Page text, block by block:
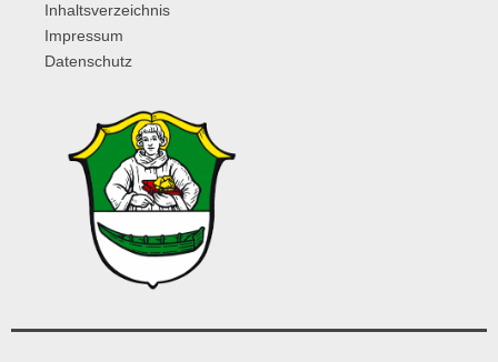
Inhaltsverzeichnis
Impressum
Datenschutz